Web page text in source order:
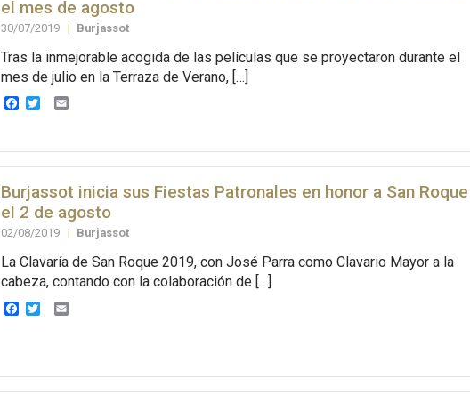
el mes de agosto
30/07/2019 | Burjassot
Tras la inmejorable acogida de las películas que se proyectaron durante el
mes de julio en la Terraza de Verano, […]
Facebook
Twitter
Burjassot inicia sus Fiestas Patronales en honor a San Roque
el 2 de agosto
02/08/2019 | Burjassot
La Clavaría de San Roque 2019, con José Parra como Clavario Mayor a la
cabeza, contando con la colaboración de […]
Facebook
TwitterEmail